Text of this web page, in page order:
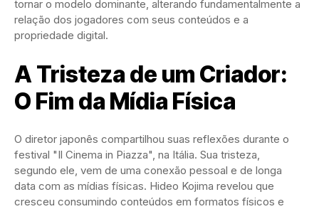
tornar o modelo dominante, alterando fundamentalmente a
relação dos jogadores com seus conteúdos e a
propriedade digital.
A Tristeza de um Criador:
O Fim da Mídia Física
O diretor japonês compartilhou suas reflexões durante o
festival "Il Cinema in Piazza", na Itália. Sua tristeza,
segundo ele, vem de uma conexão pessoal e de longa
data com as mídias físicas. Hideo Kojima revelou que
cresceu consumindo conteúdos em formatos físicos e